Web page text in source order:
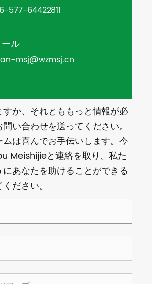
577-64422811
ール
msj@wzmsj.cn
か、それとももっと情報が必
い合わせを送ってください。
は喜んでお手伝いします。今
Meishijieと連絡を取り、私た
あなたを助けることができる
ださい。